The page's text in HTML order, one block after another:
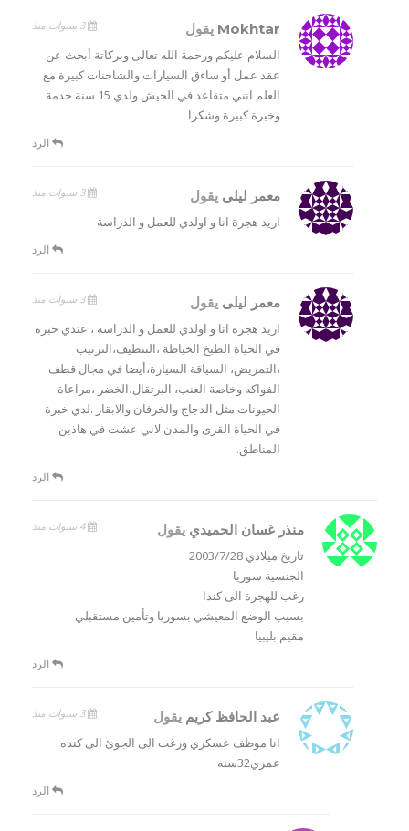
Mokhtar يقول 3 سنوات منذ
السلام عليكم ورحمة الله تعالى وبركاتة أبحث عن
عقد عمل أو ساءق السيارات والشاحنات كبيرة مع
العلم انني متقاعد في الجيش ولدي 15 سنة خدمة
وخبرة كبيرة وشكرا
الرد
معمر ليلىيقول 3 سنوات منذ
اريد هجرة انا و اولدي للعمل و الدراسة
الرد
معمر ليلىيقول 3 سنوات منذ
اريد هجرة انا و اولدي للعمل و الدراسة ، عندي خبرة
في الحياة الطبخ الخياطة ،التنظيف،الترتيب
،التمريض، السياقة السيارة،أيضا في مجال قطف
الفواكه وخاصة العنب، البرتقال،الخضر ،مراعاة
الحيونات مثل الدجاج والخرفان والابقار .لدي خبرة
في الحياة القرى والمدن لاني عشت في هاذين
المناطق.
الرد
منذر غسان الحميدي يقول 4 سنوات منذ
تاريخ ميلادي 2003/7/28
الجنسية سوريا
رغب للهجرة الى كندا
بسبب الوضع المعيشي بسوريا وتأمين مستقبلي
مقيم بليبيا
الرد
عبد الحافظ كريميقول 3 سنوات منذ
انا موظف عسكري ورغب الى الجوئ الى كنده
عمري32سنه
الرد